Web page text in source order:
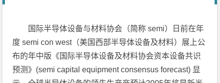
国际半导体设备与材料协会（简称 semi）日前在年
度 semi con west（美国西部半导体设备及材料）展上公
布的年中版《国际半导体设备及材料协会资本设备共识
预测》(semi capital equipment consensus forecast) 显